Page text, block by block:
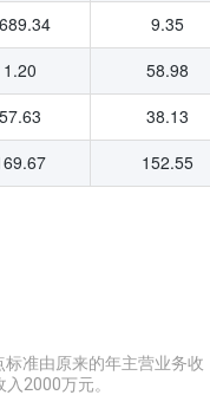
2025年07月
2025年06月
2025年05月
2025年04月
2025年03月
2024年09月
9.35
1.20
58.98
57.63
38.13
152.55
准由原来的年主营业务收
2000万元。